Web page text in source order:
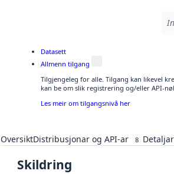
Datasett
Allmenn tilgang
Tilgjengeleg for alle. Tilgang kan likevel
kan be om slik registrering og/eller API-
Les meir om tilgangsnivå her
OversiktDistribusjonar og API-ar 8 Detaljar
Skildring